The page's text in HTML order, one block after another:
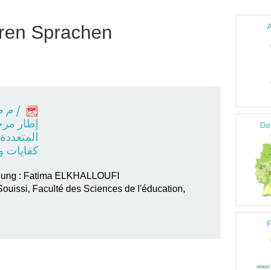
Sprachen
إ م م م
كفايات
: Fatima ELKHALLOUFI
Faculté des Sciences de l'éducation,